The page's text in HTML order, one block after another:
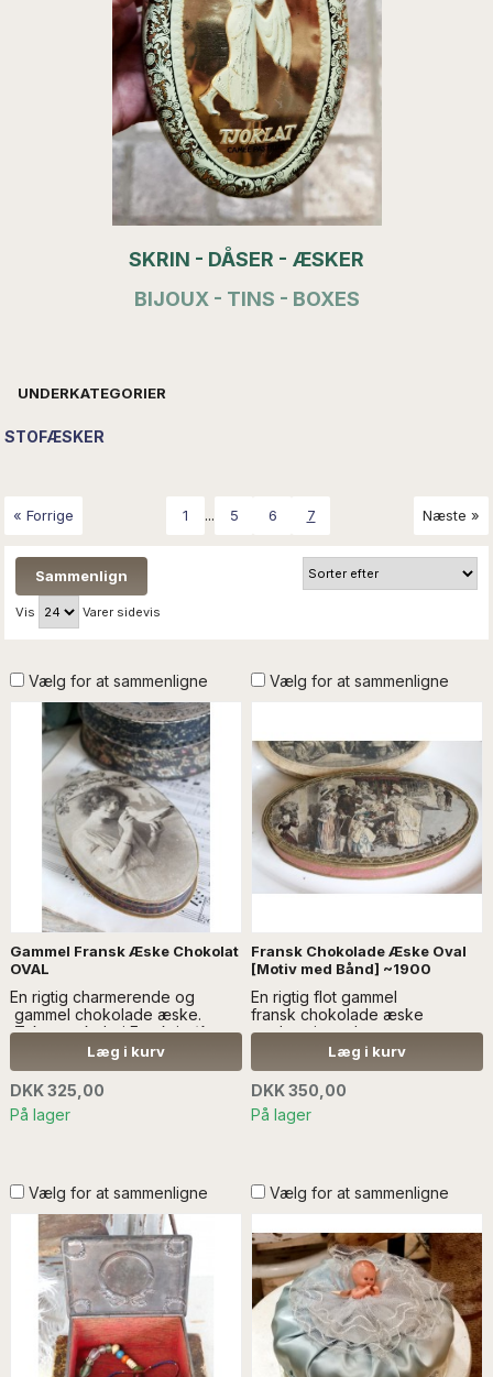
SKRIN - DÅSER - ÆSKER
BIJOUX - TINS - BOXES
UNDERKATEGORIER
STOFÆSKER
« Forrige 1 ... 5 6 7 Næste »
Vis Varer sidevis
Vælg for at sammenligne
Gammel Fransk Æske Chokolat
OVAL
En rigtig charmerende og
gammel chokolade æske.
Æsken er købt i Frankrig./A
really nice old chocolate box.
The box is purchased in
France. SÆLGES UDEN
DEKORATION
Læg i kurv
DKK 325,00
På lager
Vælg for at sammenligne
Fransk Chokolade Æske Oval
[Motiv med Bånd] ~1900
En rigtig flot gammel
fransk chokolade æske
med motiv og borter.
Læg i kurv
DKK 350,00
På lager
Vælg for at sammenligne Vælg for at sammenligne